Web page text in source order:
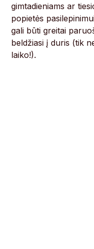
gimtadieniams ar
popietės
gali būti greitai
beldžiasi į duris (tik
laiko!).